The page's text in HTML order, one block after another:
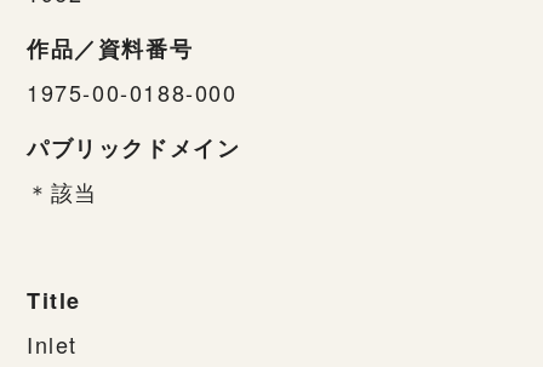
作品／資料番号
1975-00-0188-000
パブリックドメイン
＊該当
Title
Inlet